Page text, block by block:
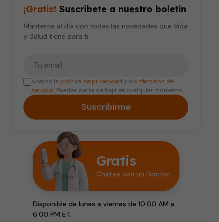
¡Gratis! Suscríbete a nuestro boletín
Mantente al día con todas las novedades que Vida
y Salud tiene para ti.
Acepto la política de privacidad y los términos de
servicio. Puedes darte de baja en cualquier momento.
Suscribirme
Gratis
Chatea con un Doctor
Disponible de lunes a viernes de 10:00 AM a
6:00 PM ET.